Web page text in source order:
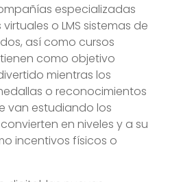
especializadas
o LMS sistemas de
así como cursos
como objetivo
mientras los
o reconocimientos
van estudiando los
en niveles y a su
incentivos físicos o